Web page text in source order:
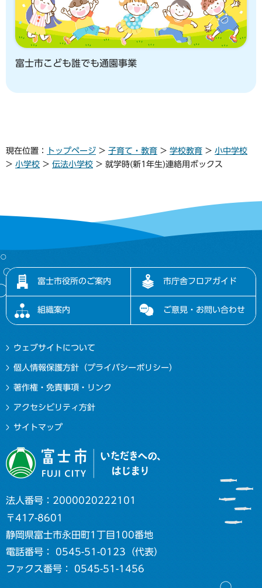
富士市こども誰でも通園事業
現在位置： トップページ > 子育て・教育 > 学校教育 > 小中学校
> 小学校 > 伝法小学校 > 就学時(新1年生)連絡用ボックス
富士市役所のご案内 市庁舎フロアガイド
組織案内 ご意見・お問い合わせ
ウェブサイトについて
個人情報保護方針（プライバシーポリシー）
著作権・免責事項・リンク
アクセシビリティ方針
サイトマップ
法人番号：2000020222101
〒417-8601
静岡県富士市永田町1丁目100番地
電話番号： 0545-51-0123（代表）
ファクス番号： 0545-51-1456